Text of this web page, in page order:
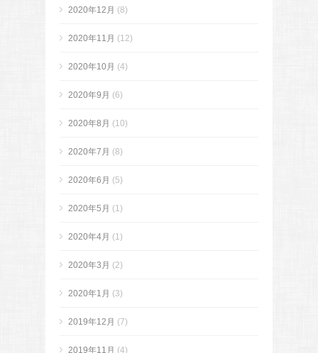
2020年12月 (8)
2020年11月 (12)
2020年10月 (4)
2020年9月 (6)
2020年8月 (10)
2020年7月 (8)
2020年6月 (5)
2020年5月 (1)
2020年4月 (1)
2020年3月 (2)
2020年1月 (3)
2019年12月 (7)
2019年11月 (4)